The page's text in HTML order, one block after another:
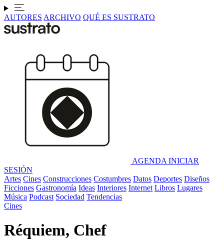
AUTORES ARCHIVO QUÉ ES SUSTRATO
AGENDA INICIAR
SESIÓN
Artes Cines Construcciones Costumbres Datos Deportes Diseños
Ficciones Gastronomía Ideas Interiores Internet Libros Lugares
Música Podcast Sociedad Tendencias
Cines
Réquiem, Chef